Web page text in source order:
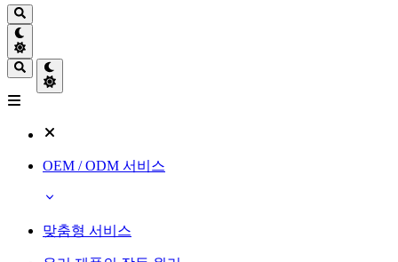
OEM / ODM 서비스
맞춤형 서비스